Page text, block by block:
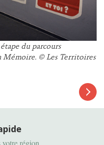
du parcours
Mémoire. © Les Territoires
Article
suivant